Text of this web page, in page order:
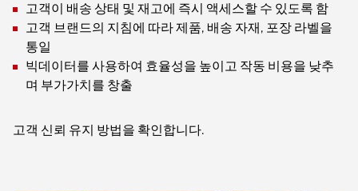
고객이 배송 상태 및 재고에 즉시 액세스할 수 있도록 함
고객 브랜드의 지침에 따라 제품, 배송 자재, 포장 라벨을
통일
빅데이터를 사용하여 효율성을 높이고 작동 비용을 낮추
며 부가가치를 창출
고객 신뢰 유지 방법을 확인합니다.